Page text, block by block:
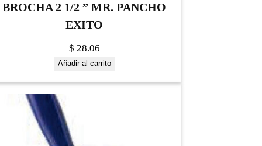
BROCHA 2 1/2 ” MR. PANCHO
EXITO
$ 28.06
Añadir al carrito